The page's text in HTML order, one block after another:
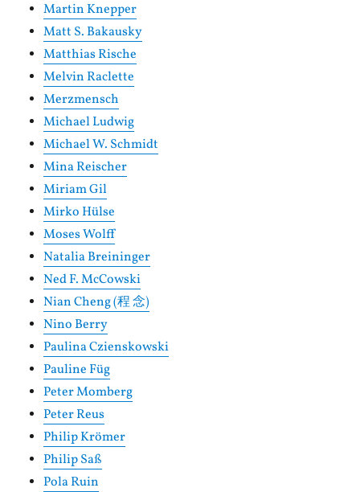
Martin Knepper
Matt S. Bakausky
Matthias Rische
Melvin Raclette
Merzmensch
Michael Ludwig
Michael W. Schmidt
Mina Reischer
Miriam Gil
Mirko Hülse
Moses Wolff
Natalia Breininger
Ned F. McCowski
Nian Cheng (程 念)
Nino Berry
Paulina Czienskowski
Pauline Füg
Peter Momberg
Peter Reus
Philip Krömer
Philip Saß
Pola Ruin